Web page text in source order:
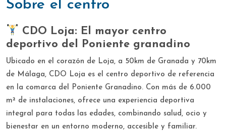
sobre el centro
CDO Loja: El mayor centro
deportivo del Poniente granadino
Ubicado en el corazón de Loja, a 50km de Granada y 70km
de Málaga, CDO Loja es el centro deportivo de referencia
en la comarca del Poniente Granadino. Con más de 6.000
m² de instalaciones, ofrece una experiencia deportiva
integral para todas las edades, combinando salud, ocio y
bienestar en un entorno moderno, accesible y familiar.